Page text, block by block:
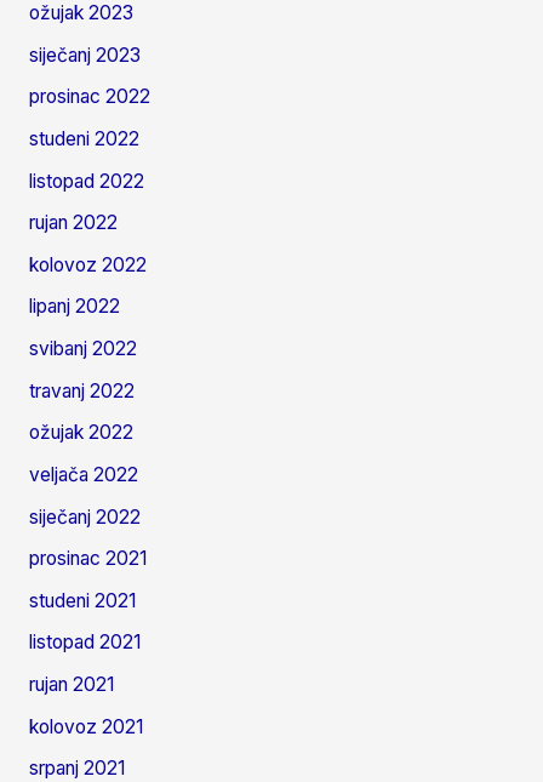
ožujak 2023
siječanj 2023
prosinac 2022
studeni 2022
listopad 2022
rujan 2022
kolovoz 2022
lipanj 2022
svibanj 2022
travanj 2022
ožujak 2022
veljača 2022
siječanj 2022
prosinac 2021
studeni 2021
listopad 2021
rujan 2021
kolovoz 2021
srpanj 2021